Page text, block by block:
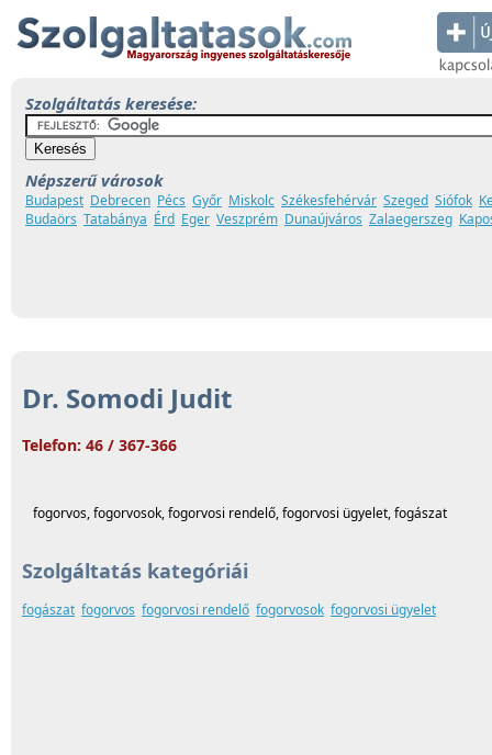
Szolgáltatás keresése:
Népszerű városok
Budapest Debrecen Pécs Győr Miskolc Székesfehérvár Szeged Siófok
Budaörs Tatabánya Érd Eger Veszprém Dunaújváros Zalaegerszeg
Dr. Somodi Judit
Telefon: 46 / 367-366
fogorvos, fogorvosok, fogorvosi rendelő, fogorvosi ügyelet, fogászat
Szolgáltatás kategóriái
fogászat fogorvos fogorvosi rendelő fogorvosok fogorvosi ügyelet